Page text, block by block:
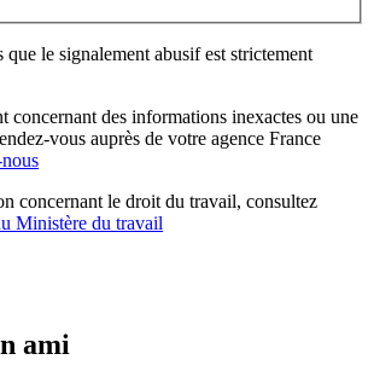
le signalement abusif est strictement
concernant des informations inexactes ou une
vous auprès de votre agence France
concernant le droit du travail, consultez
Ministère du travail
ami